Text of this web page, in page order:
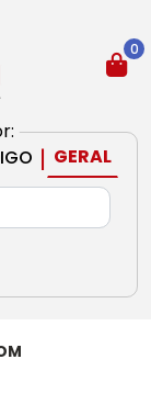
| GERAL
0